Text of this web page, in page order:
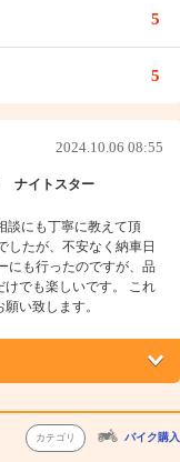
5
5
2024.10.06 08:55
ナイトスター
談にも丁寧に教えて頂
したが、不安なく納車日
にも行ったのですが、品
でも楽しいです。 これ
い致します。
カテゴリ バイク購入